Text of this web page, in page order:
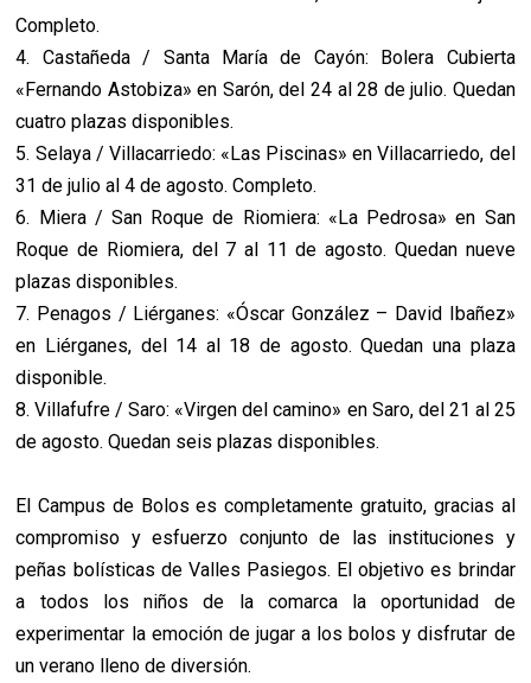
Completo.
4. Castañeda / Santa María de Cayón: Bolera Cubierta
«Fernando Astobiza» en Sarón, del 24 al 28 de julio. Quedan
cuatro plazas disponibles.
5. Selaya / Villacarriedo: «Las Piscinas» en Villacarriedo, del
31 de julio al 4 de agosto. Completo.
6. Miera / San Roque de Riomiera: «La Pedrosa» en San
Roque de Riomiera, del 7 al 11 de agosto. Quedan nueve
plazas disponibles.
7. Penagos / Liérganes: «Óscar González – David Ibañez»
en Liérganes, del 14 al 18 de agosto. Quedan una plaza
disponible.
8. Villafufre / Saro: «Virgen del camino» en Saro, del 21 al 25
de agosto. Quedan seis plazas disponibles.
El Campus de Bolos es completamente gratuito, gracias al
compromiso y esfuerzo conjunto de las instituciones y
peñas bolísticas de Valles Pasiegos. El objetivo es brindar
a todos los niños de la comarca la oportunidad de
experimentar la emoción de jugar a los bolos y disfrutar de
un verano lleno de diversión.